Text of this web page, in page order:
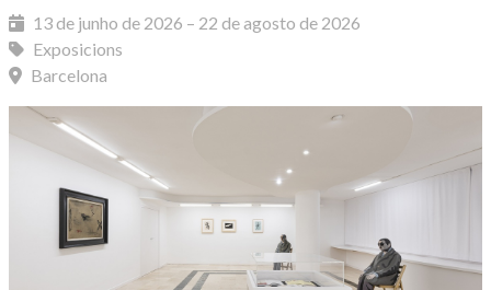
13 de junho de 2026 – 22 de agosto de 2026
Exposicions
Barcelona